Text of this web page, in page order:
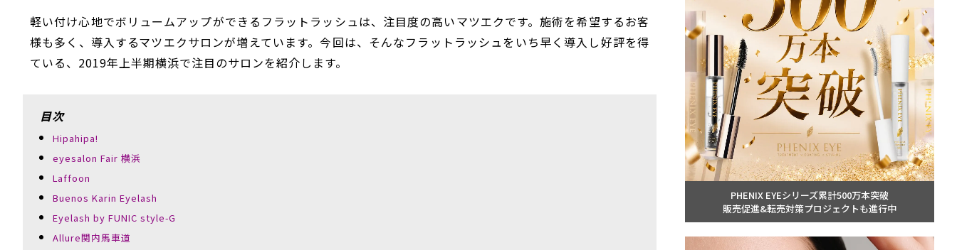
軽い付け心地でボリュームアップができるフラットラッシュは、注目度の高いマツエクです。施術を希望するお客
様も多く、導入するマツエクサロンが増えています。今回は、そんなフラットラッシュをいち早く導入し好評を得
ている、2019年上半期横浜で注目のサロンを紹介します。
目次
Hipahipa!
eyesalon Fair 横浜
Laffoon
Buenos Karin Eyelash
Eyelash by FUNIC style-G
Allure関内馬車道
PHENIX EYEシリーズ累計500万本突破
販売促進&転売対策プロジェクトも進行中